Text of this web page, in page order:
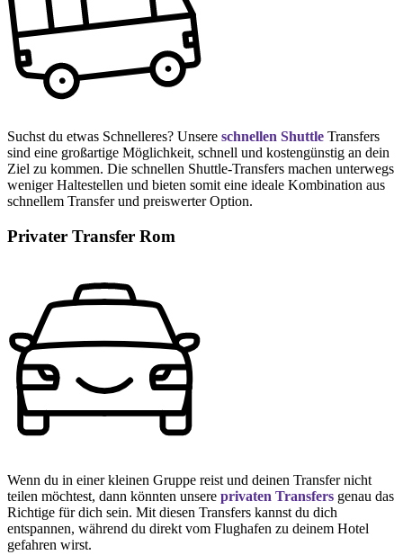
Suchst du etwas Schnelleres? Unsere schnellen Shuttle Transfers
sind eine großartige Möglichkeit, schnell und kostengünstig an dein
Ziel zu kommen. Die schnellen Shuttle-Transfers machen unterwegs
weniger Haltestellen und bieten somit eine ideale Kombination aus
schnellem Transfer und preiswerter Option.
Privater Transfer Rom
Wenn du in einer kleinen Gruppe reist und deinen Transfer nicht
teilen möchtest, dann könnten unsere privaten Transfers genau das
Richtige für dich sein. Mit diesen Transfers kannst du dich
entspannen, während du direkt vom Flughafen zu deinem Hotel
gefahren wirst.